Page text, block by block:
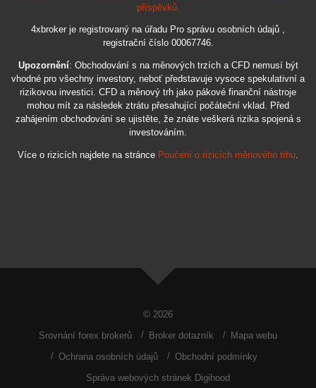
příspěvků.
4xbroker je registrovaný na úřadu Pro správu osobních údajů ,
registrační číslo 00067746.
Upozornění: Obchodování s na měnových trzích a CFD nemusí být
vhodné pro všechny investory, neboť představuje vysoce spekulativní a
rizikovou investici. CFD a měnový trh jako pákové finanční nástroje
mohou mít za následek ztrátu přesahující počáteční vklad. Před
zahájením obchodování se ujistěte, že znáte veškerá rizika spojená s
investováním.
Více o rizicích najdete na stránce Poučení o rizicích měnového trhu.
© 2026
Srovnání forex brokerů
Broker dotazník
Mapa webu
Ochrana osobních údajů
Obchodní podmínky
Správa webových stránek Digihood